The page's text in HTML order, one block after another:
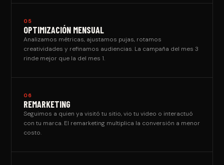
05
OPTIMIZACIÓN MENSUAL
Analizamos métricas, ajustamos pujas, rotamos
creatividades y refinamos audiencias. La campaña del mes 3
rinde mejor que la del mes 1.
06
REMARKETING
Seguimos a quien ya visitó tu sitio, vio tu video o interactuó
con tu marca. El remarketing multiplica la conversión a menor
costo.